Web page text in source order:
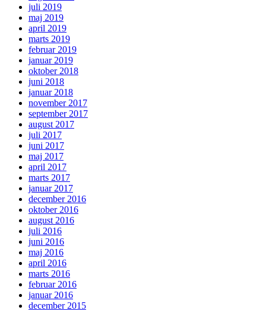
juli 2019
maj 2019
april 2019
marts 2019
februar 2019
januar 2019
oktober 2018
juni 2018
januar 2018
november 2017
september 2017
august 2017
juli 2017
juni 2017
maj 2017
april 2017
marts 2017
januar 2017
december 2016
oktober 2016
august 2016
juli 2016
juni 2016
maj 2016
april 2016
marts 2016
februar 2016
januar 2016
december 2015